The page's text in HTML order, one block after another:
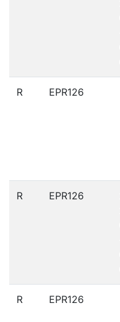
R EPR126
R EPR126
R EPR126